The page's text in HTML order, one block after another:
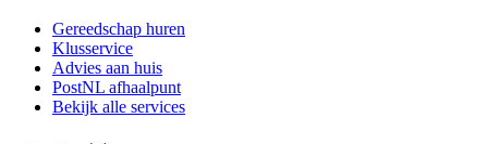
Gereedschap huren
Klusservice
Advies aan huis
PostNL afhaalpunt
Bekijk alle services